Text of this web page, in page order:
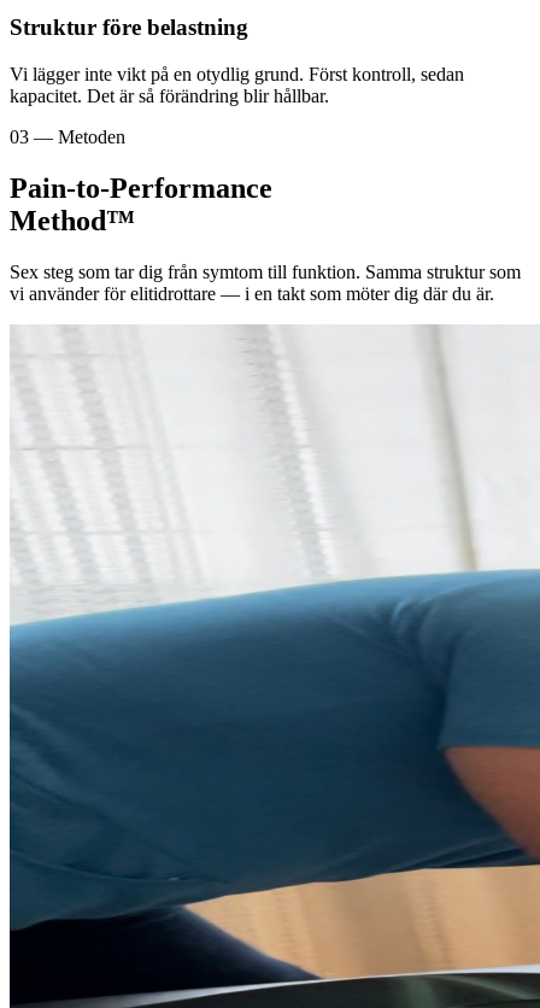
Struktur före belastning
Vi lägger inte vikt på en otydlig grund. Först kontroll, sedan
kapacitet. Det är så förändring blir hållbar.
03 — Metoden
Pain-to-Performance
Method™
Sex steg som tar dig från symtom till funktion. Samma struktur som
vi använder för elitidrottare — i en takt som möter dig där du är.